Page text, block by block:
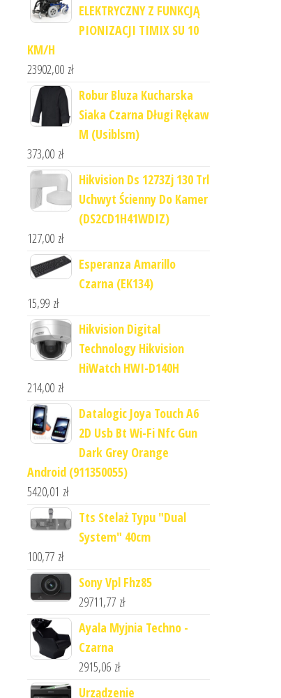
ELEKTRYCZNY Z FUNKCJĄ
PIONIZACJI TIMIX SU 10
KM/H
23902,00 zł
Robur Bluza Kucharska
Siaka Czarna Długi Rękaw
M (Usiblsm)
373,00 zł
Hikvision Ds 1273Zj 130 Trl
Uchwyt Ścienny Do Kamer
(DS2CD1H41WDIZ)
127,00 zł
Esperanza Amarillo
Czarna (EK134)
15,99 zł
Hikvision Digital
Technology Hikvision
HiWatch HWI-D140H
214,00 zł
Datalogic Joya Touch A6
2D Usb Bt Wi-Fi Nfc Gun
Dark Grey Orange
Android (911350055)
5420,01 zł
Tts Stelaż Typu "Dual
System" 40cm
100,77 zł
Sony Vpl Fhz85
29711,77 zł
Ayala Myjnia Techno -
Czarna
2915,06 zł
Urządzenie